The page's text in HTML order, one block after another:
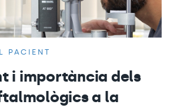
PACIENT
i importància dels
a la